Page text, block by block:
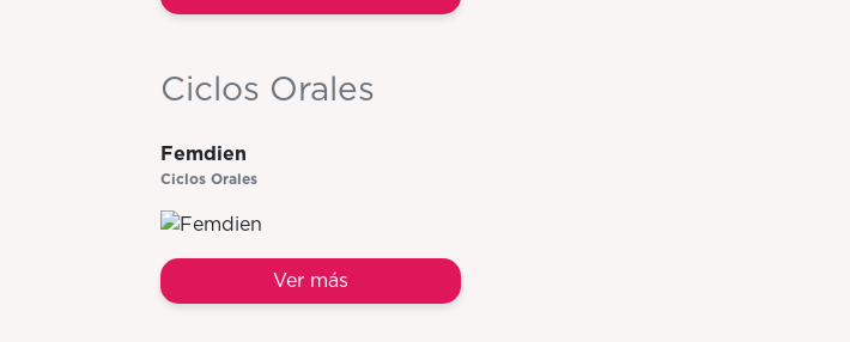
Ciclos Orales
Femdien
Ciclos Orales
Ver más